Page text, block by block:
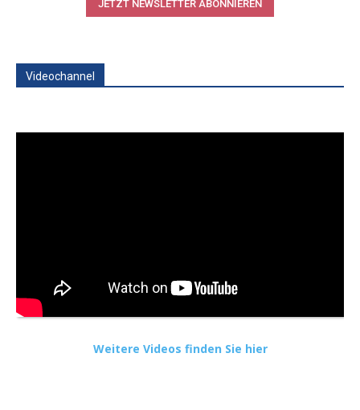
JETZT NEWSLETTER ABONNIEREN
Videochannel
Weitere Videos finden Sie hier